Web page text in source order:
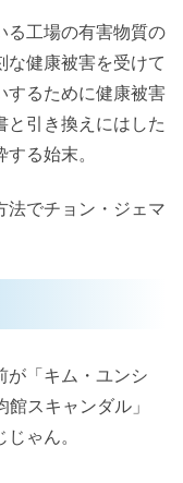
る工場の有害物質の
な健康被害を受けて
するために健康被害
と引き換えにはした
る始末。
法でチョン・ジェマ
が「キム・ユンシ
スキャンダル」
ゃん。